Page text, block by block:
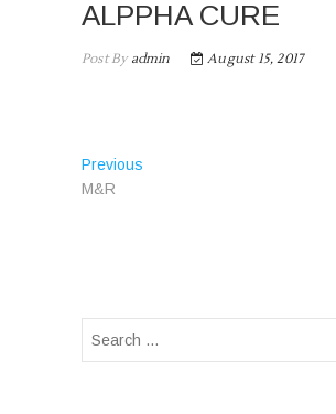
ALPPHA CURE
Post Byadmin August 15, 2017
Post
navigation
Previous
M&R